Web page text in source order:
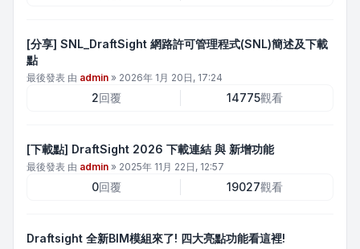
[分享] SNL_DraftSight 網路許可管理程式(SNL)簡述及下載
點
最後發表 由 admin » 2026年 1月 20日, 17:24
2回覆 14775觀看
[下載點] DraftSight 2026 下載連結 與 新增功能
最後發表 由 admin » 2025年 11月 22日, 12:57
0回覆 19027觀看
Draftsight 全新BIM模組來了! 四大亮點功能看這裡!